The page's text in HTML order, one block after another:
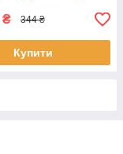
₴ 344 ₴
Купити